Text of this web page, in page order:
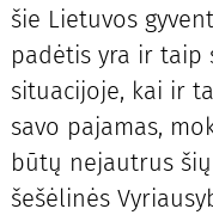
šie Lietuvos
padėtis yra ir taip
situacijoje, kai ir
savo pajamas,
būtų nejautrus šių
šešėlinės